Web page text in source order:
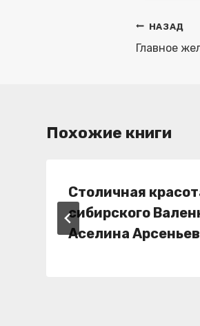
по
НАЗАД
Главное
Похожие книги
Столичная
сибирского
Аселина